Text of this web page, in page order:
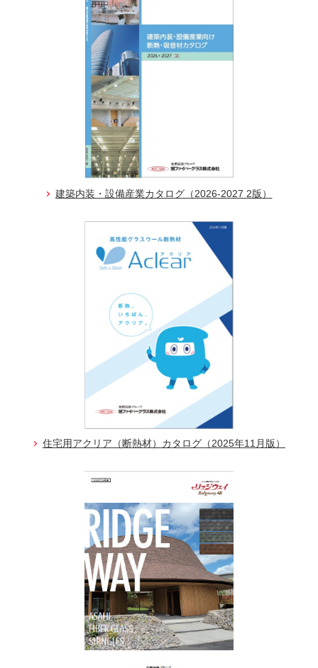
建築内装・設備産業カタログ（2026-2027 2版）
住宅用アクリア（断熱材）カタログ（2025年11月版）